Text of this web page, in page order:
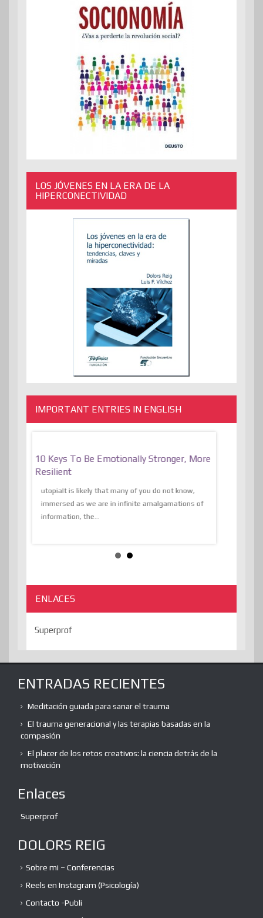
LOS JÓVENES EN LA ERA DE LA
HIPERCONECTIVIDAD
IMPORTANT ENTRIES IN ENGLISH
10 Keys To Be Emotionally Stronger, More
Resilient
utopiaIt is likely that many of you do not know,
immersed as we are in infinite amalgamations of
information, the...
ENLACES
Superprof
ENTRADAS RECIENTES
Meditación guiada para sanar el trauma
El trauma generacional y las terapias basadas en la
compasión
El placer de los retos creativos: la ciencia detrás de la
motivación
Enlaces
Superprof
DOLORS REIG
Sobre mi – Conferencias
Reels en Instagram (Psicología)
Contacto -Publi